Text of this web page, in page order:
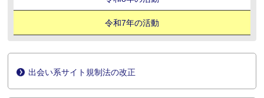
令和7年の活動
出会い系サイト規制法の改正